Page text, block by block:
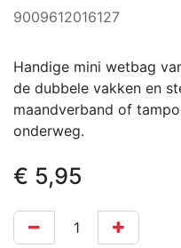
9009612016127
Handige mini wetbag
de dubbele vakken en
maandverband of
onderweg.
€ 5,95